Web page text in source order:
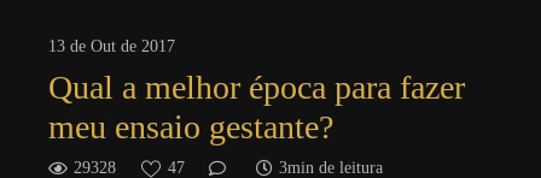
13 de Out de 2017
Qual a melhor época para fazer
meu ensaio gestante?
29328 47 3min de leitura